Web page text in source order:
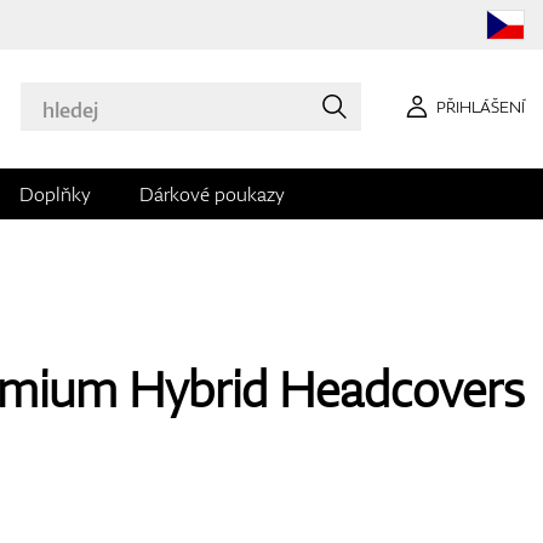
PŘIHLÁŠENÍ
Doplňky Dárkové poukazy
Hybrid Headcovers